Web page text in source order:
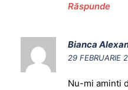
Răspunde
Bianca
29 FEBRUARIE
Nu-mi aminti